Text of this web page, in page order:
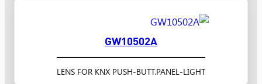
GW10502A
LENS FOR KNX PUSH-BUTT.PANEL-LIGHT